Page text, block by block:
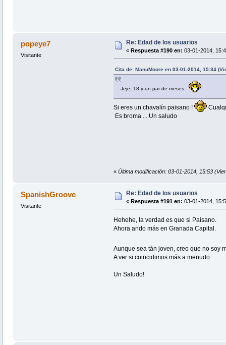
popeye7
Visitante
Re: Edad de los usuarios
« Respuesta #190 en: 03-01-2014,
Cita de: ManuMoore en 03-01-2014, 15:34
Jeje, 18 y un par de meses.
Si eres un chavalín paisano !
Es broma ... Un saludo
« Última modificación: 03-01-2014, 15:53
SpanishGroove
Visitante
Re: Edad de los usuarios
« Respuesta #191 en: 03-01-2014,
Hehehe, la verdad es que si Paisano.
Ahora ando más en Granada Capital.
Aunque sea tán joven, creo que no soy
A ver si coincidimos más a menudo.
Un Saludo!